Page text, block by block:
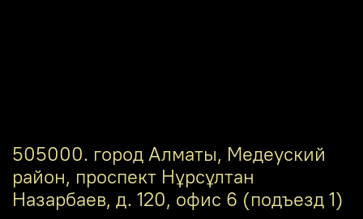
505000. город Алматы, Медеуский
район, проспект Нұрсұлтан
Назарбаев, д. 120, офис 6 (подъезд 1)